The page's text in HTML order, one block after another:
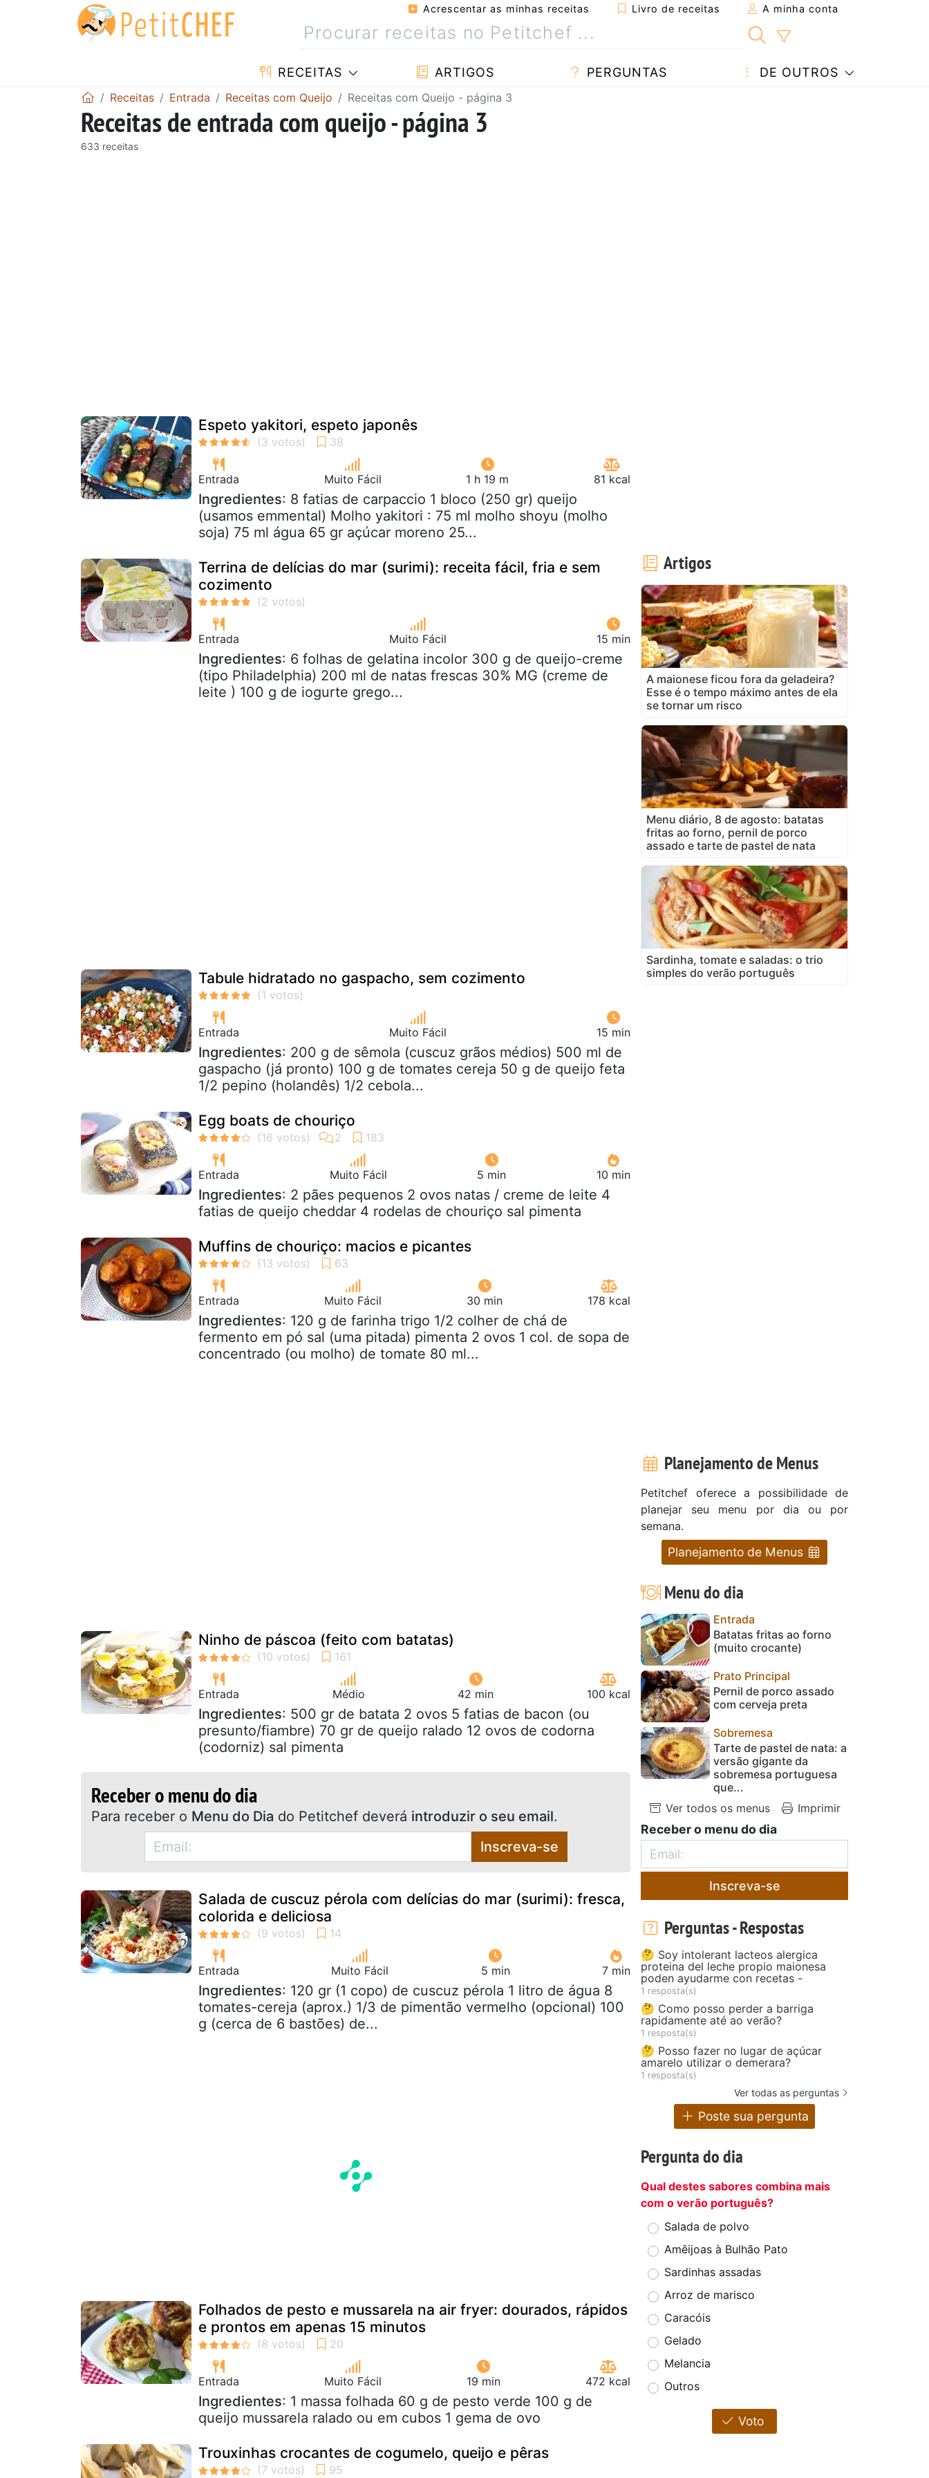
Acrescentar as minhas receitas Livro de receitas A minha conta
RECEITAS ARTIGOS PERGUNTAS DE OUTROS
Receitas Entrada Receitas com Queijo Receitas com Queijo - página 3
Receitas de entrada com queijo - página 3
633 receitas
Espeto yakitori, espeto japonês
Entrada Muito Fácil 1 h 19 m 81 kcal
Ingredientes: 8 fatias de carpaccio 1 bloco (250 gr) queijo
(usamos emmental) Molho yakitori : 75 ml molho shoyu (molho
soja) 75 ml água 65 gr açúcar moreno 25...
Terrina de delícias do mar (surimi): receita fácil, fria e sem
cozimento
Entrada Muito Fácil 15 min
Ingredientes: 6 folhas de gelatina incolor 300 g de queijo-creme
(tipo Philadelphia) 200 ml de natas frescas 30% MG (creme de
leite ) 100 g de iogurte grego...
Tabule hidratado no gaspacho, sem cozimento
Entrada Muito Fácil 15 min
Ingredientes: 200 g de sêmola (cuscuz grãos médios) 500 ml de
gaspacho (já pronto) 100 g de tomates cereja 50 g de queijo feta
1/2 pepino (holandês) 1/2 cebola...
Egg boats de chouriço
Entrada Muito Fácil 5 min 10 min
Ingredientes: 2 pães pequenos 2 ovos natas / creme de leite 4
fatias de queijo cheddar 4 rodelas de chouriço sal pimenta
Muffins de chouriço: macios e picantes
Entrada Muito Fácil 30 min 178 kcal
Ingredientes: 120 g de farinha trigo 1/2 colher de chá de
fermento em pó sal (uma pitada) pimenta 2 ovos 1 col. de sopa de
concentrado (ou molho) de tomate 80 ml...
Ninho de páscoa (feito com batatas)
Entrada Médio 42 min 100 kcal
Ingredientes: 500 gr de batata 2 ovos 5 fatias de bacon (ou
presunto/fiambre) 70 gr de queijo ralado 12 ovos de codorna
(codorniz) sal pimenta
Receber o menu do dia
Para receber o Menu do Dia do Petitchef deverá introduzir o seu email.
Inscreva-se
Salada de cuscuz pérola com delícias do mar (surimi): fresca,
colorida e deliciosa
Entrada Muito Fácil 5 min 7 min
Ingredientes: 120 gr (1 copo) de cuscuz pérola 1 litro de água 8
tomates-cereja (aprox.) 1/3 de pimentão vermelho (opcional) 100
g (cerca de 6 bastões) de...
Folhados de pesto e mussarela na air fryer: dourados, rápidos
e prontos em apenas 15 minutos
Entrada Muito Fácil 19 min 472 kcal
Ingredientes: 1 massa folhada 60 g de pesto verde 100 g de
queijo mussarela ralado ou em cubos 1 gema de ovo
Trouxinhas crocantes de cogumelo, queijo e pêras
Artigos
A maionese ficou fora da geladeira?
Esse é o tempo máximo antes de ela
se tornar um risco
Menu diário, 8 de agosto: batatas
fritas ao forno, pernil de porco
assado e tarte de pastel de nata
Sardinha, tomate e saladas: o trio
simples do verão português
Planejamento de Menus
Petitchef oferece a possibilidade de
planejar seu menu por dia ou por
semana.
Planejamento de Menus
Menu do dia
Entrada
Batatas fritas ao forno
(muito crocante)
Prato Principal
Pernil de porco assado
com cerveja preta
Sobremesa
Tarte de pastel de nata: a
versão gigante da
sobremesa portuguesa
que...
Ver todos os menus
Imprimir
Receber o menu do dia
Inscreva-se
Perguntas - Respostas
🤔 Soy intolerant lacteos alergica
proteina del leche propio maionesa
poden ayudarme con recetas -
1 resposta(s)
🤔 Como posso perder a barriga
rapidamente até ao verão?
1 resposta(s)
🤔 Posso fazer no lugar de açúcar
amarelo utilizar o demerara?
1 resposta(s)
Ver todas as perguntas
Poste sua pergunta
Pergunta do dia
Qual destes sabores combina mais
com o verão português?
Salada de polvo
Amêijoas à Bulhão Pato
Sardinhas assadas
Arroz de marisco
Caracóis
Gelado
Melancia
Outros
Voto